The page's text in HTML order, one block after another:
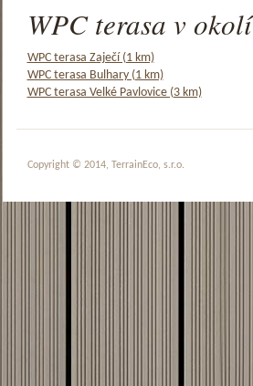
WPC terasa v okolí
WPC terasa Zaječí (1 km)
WPC terasa Bulhary (1 km)
WPC terasa Velké Pavlovice (3 km)
Copyright © 2014, TerrainEco, s.r.o.